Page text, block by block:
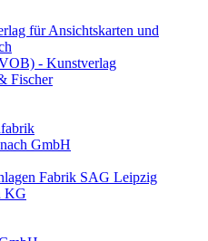
für Ansichtskarten und
- Kunstverlag
Fischer
GmbH
Fabrik SAG Leipzig
KG